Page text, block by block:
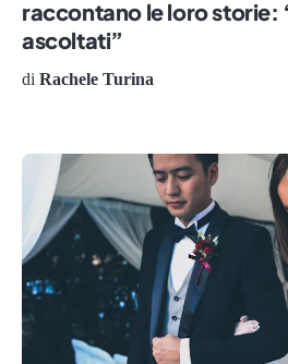
raccontano le loro storie:
ascoltati”
di Rachele Turina